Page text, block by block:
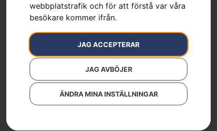
webbplatstrafik och för att förstå var våra
besökare kommer ifrån.
JAG ACCEPTERAR
JAG AVBÖJER
ÄNDRA MINA INSTÄLLNINGAR
HUSQVARNA C80
Laddskena